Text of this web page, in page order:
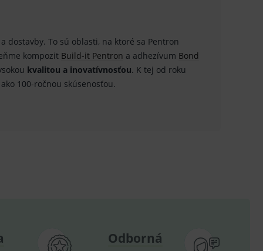
a dostavby. To sú oblasti, na ktoré sa Pentron
kompozit Build-it Pentron a adhezívum Bond
kvalitou a inovatívnosťou. K tej od roku
100-ročnou skúsenosťou.
Odborná
košíka atď. Pre správne
aby banner cookie